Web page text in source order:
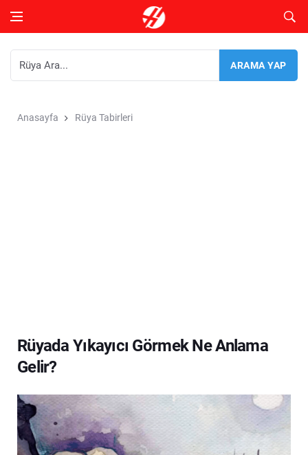
Anasayfa Rüya Tabirleri
Rüyada Yıkayıcı Görmek Ne Anlama
Gelir?